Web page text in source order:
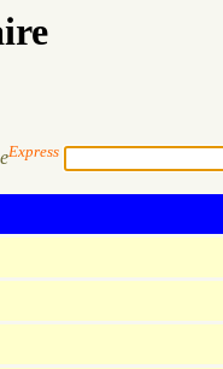
Express